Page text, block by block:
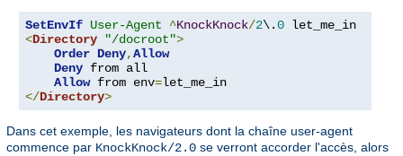
SetEnvIf User-Agent ^KnockKnock/2\.0
<Directory "/docroot">
Order Deny,Allow
Deny from all
Allow from env=
</Directory>
Dans cet exemple, les navigateurs dont la chaîne user-agent
commence par KnockKnock/2.0 se verront accorder l'accès, alors